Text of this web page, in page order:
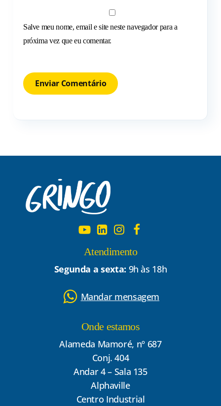
Salve meu nome, email e site neste navegador para a
próxima vez que eu comentar.
Atendimento
Segunda a sexta: 9h às 18h
Mandar mensagem
Onde estamos
Alameda Mamoré, nº 687
Conj. 404
Andar 4 – Sala 135
Alphaville
Centro Industrial